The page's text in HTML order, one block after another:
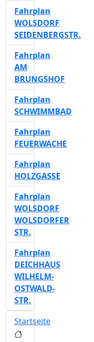
Fahrplan
WOLSDORF
SEIDENBERGSTR.
Fahrplan
AM
BRUNGSHOF
Fahrplan
SCHWIMMBAD
Fahrplan
FEUERWACHE
Fahrplan
HOLZGASSE
Fahrplan
WOLSDORF
WOLSDORFER
STR.
Fahrplan
DEICHHAUS
WILHELM-
OSTWALD-
STR.
Startseite